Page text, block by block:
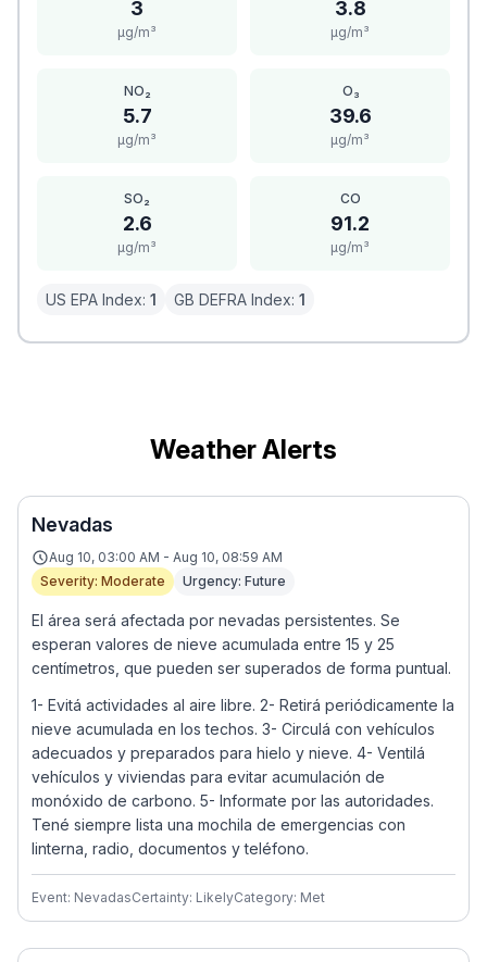
3
μg/m³
3.8
μg/m³
NO₂
5.7
μg/m³
O₃
39.6
μg/m³
SO₂
2.6
μg/m³
CO
91.2
μg/m³
US EPA Index: 1 GB DEFRA Index: 1
Weather Alerts
Nevadas
Aug 10, 03:00 AM - Aug 10, 08:59 AM
Severity: Moderate
Urgency: Future
El área será afectada por nevadas persistentes. Se
esperan valores de nieve acumulada entre 15 y 25
centímetros, que pueden ser superados de forma puntual.
1- Evitá actividades al aire libre. 2- Retirá periódicamente la
nieve acumulada en los techos. 3- Circulá con vehículos
adecuados y preparados para hielo y nieve. 4- Ventilá
vehículos y viviendas para evitar acumulación de
monóxido de carbono. 5- Informate por las autoridades.
Tené siempre lista una mochila de emergencias con
linterna, radio, documentos y teléfono.
Event: NevadasCertainty: LikelyCategory: Met